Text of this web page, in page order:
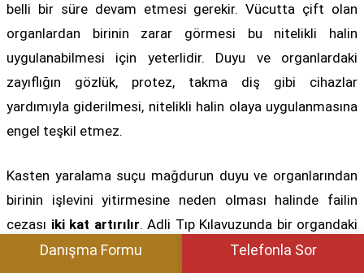
belli bir süre devam etmesi gerekir. Vücutta çift olan
organlardan birinin zarar görmesi bu nitelikli halin
uygulanabilmesi için yeterlidir. Duyu ve organlardaki
zayıflığın gözlük, protez, takma diş gibi cihazlar
yardımıyla giderilmesi, nitelikli halin olaya uygulanmasına
engel teşkil etmez.
Kasten yaralama suçu mağdurun duyu ve organlarından
birinin işlevini yitirmesine neden olması halinde failin
cezası iki kat artırılır. Adli Tıp Kılavuzunda bir organdaki
fonksiyonel bozukluk, o organın anatomik yapısına göre
Danışma Formu Telefonla Sor